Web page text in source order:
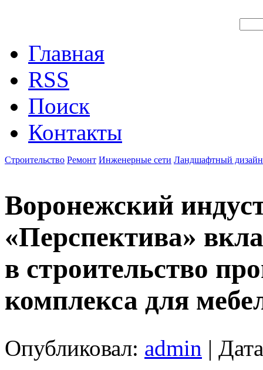
Главная
RSS
Поиск
Контакты
Строительство Ремонт Инженерные сети Ландшафтный дизайн
Воронежский
«Перспектива»
в строительство
комплекса для
Опубликовал: admin |